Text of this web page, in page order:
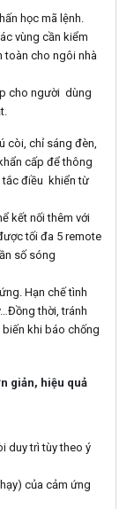
học mã lệnh.
vùng cần kiểm
toàn cho ngôi nhà
cho người dùng
còi, chỉ sáng đèn,
cấp để thông
tắc điều khiển từ
kết nối thêm với
tối đa 5 remote
số sóng
Hạn chế tình
thời, tránh
khi báo chống
giản, hiệu quả
duy trì tùy theo ý
của cảm ứng